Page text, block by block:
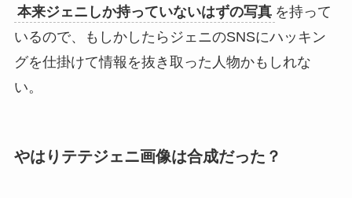
本来ジェニしか持っていないはずの写真 を持って
いるので、もしかしたらジェニのSNSにハッキン
グを仕掛けて情報を抜き取った人物かもしれな
い。
やはりテテジェニ画像は合成だった？